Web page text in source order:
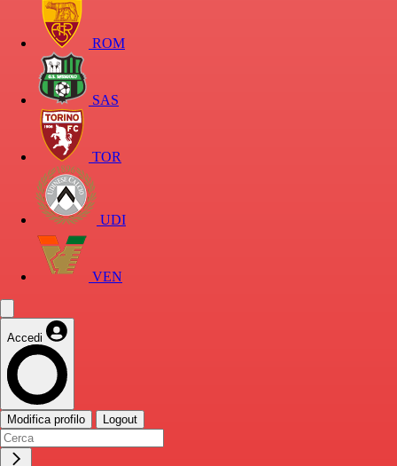
ROM
SAS
TOR
UDI
VEN
Accedi
Modifica profilo Logout